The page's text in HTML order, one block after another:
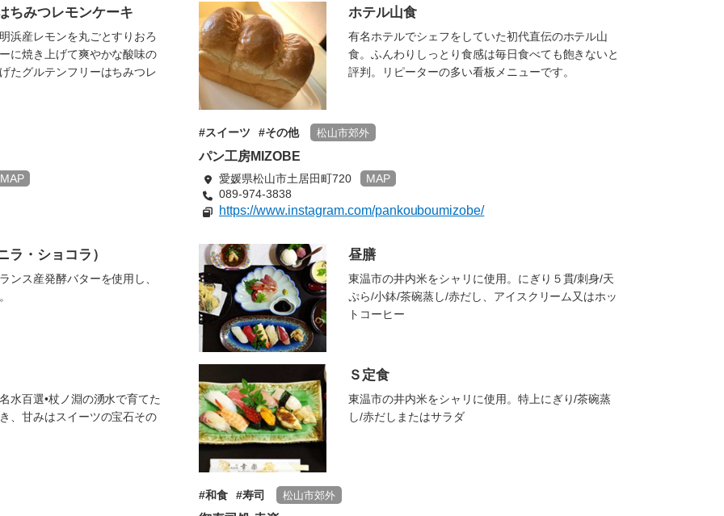
みつレモンケーキ
浜産レモンを丸ごとすりおろ
に焼き上げて爽やかな酸味の
たグルテンフリーはちみつレ
MAP
ホテル山食
有名ホテルでシェフをしていた初代直伝のホテル山
食。ふんわりしっとり食感は毎日食べても飽きないと
評判。リピーターの多い看板メニューです。
スイーツ その他 松山市郊外
パン工房MIZOBE
愛媛県松山市土居田町720
MAP
089-974-3838
https://www.instagram.com/pankouboumizobe/
ラ・ショコラ）
ンス産発酵バターを使用し、
水百選•杖ノ淵の湧水で育てた
、甘みはスイーツの宝石その
昼膳
東温市の井内米をシャリに使用。にぎり５貫/刺身/天
ぷら/小鉢/茶碗蒸し/赤だし、アイスクリーム又はホッ
トコーヒー
Ｓ定食
東温市の井内米をシャリに使用。特上にぎり/茶碗蒸
し/赤だしまたはサラダ
和食 寿司 松山市郊外